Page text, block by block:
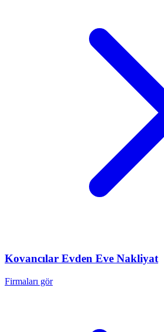
Kovancılar Evden Eve Nakliyat
Firmaları gör